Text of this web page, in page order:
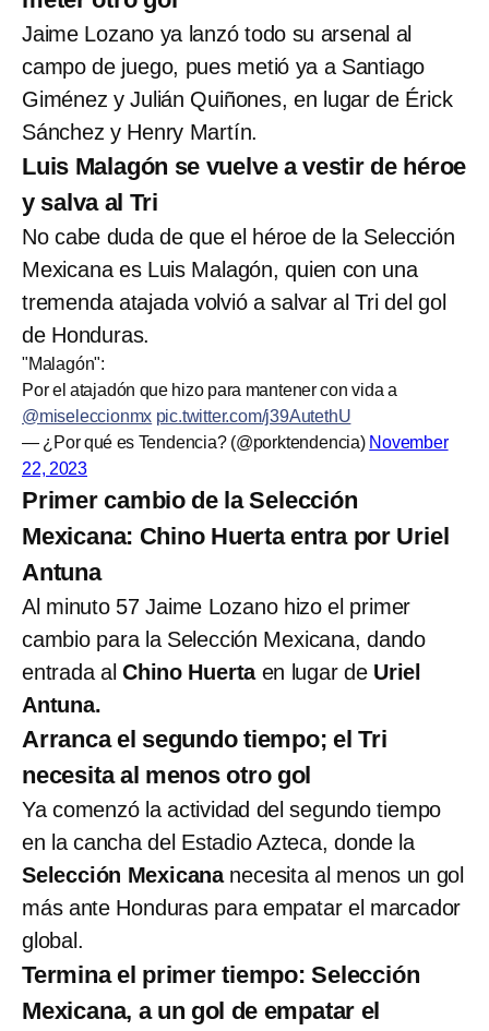
Jaime Lozano ya lanzó todo su arsenal al
campo de juego, pues metió ya a Santiago
Giménez y Julián Quiñones, en lugar de Érick
Sánchez y Henry Martín.
Luis Malagón se vuelve a vestir de héroe
y salva al Tri
No cabe duda de que el héroe de la Selección
Mexicana es Luis Malagón, quien con una
tremenda atajada volvió a salvar al Tri del gol
de Honduras.
"Malagón":
Por el atajadón que hizo para mantener con vida a
@miseleccionmx pic.twitter.com/j39AutethU
— ¿Por qué es Tendencia? (@porktendencia) November
22, 2023
Primer cambio de la Selección
Mexicana: Chino Huerta entra por Uriel
Antuna
Al minuto 57 Jaime Lozano hizo el primer
cambio para la Selección Mexicana, dando
entrada alChino Huerta en lugar de Uriel
Antuna.
Arranca el segundo tiempo; el Tri
necesita al menos otro gol
Ya comenzó la actividad del segundo tiempo
en la cancha del Estadio Azteca, donde la
Selección Mexicananecesita al menos un gol
más ante Honduras para empatar el marcador
global.
Termina el primer tiempo: Selección
Mexicana, a un gol de empatar el